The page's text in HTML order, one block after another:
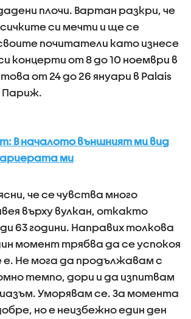
плочи. Вартан разкри, че
си мечти и ще се
почитатели като изнесе
концерти от 8 до 10 ноември в
от 24 до 26 януари в Palais
Париж.
В началото външният ми вид
ми
че се чувства много
върху вулкан, откакто
63 години. Направих толкова
момент трябва да се успокоя
е. Не мога да продължавам с
темпо, дори и да изпитвам
Уморявам се. За момента
но е неизбежно един ден